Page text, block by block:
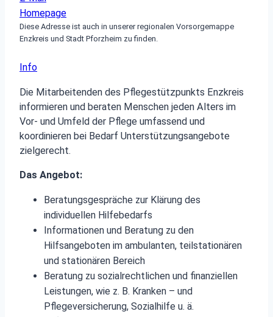
Homepage
Diese Adresse ist auch in unserer regionalen Vorsorgemappe
Enzkreis und Stadt Pforzheim zu finden.
Info
Die Mitarbeitenden des Pflegestützpunkts Enzkreis
informieren und beraten Menschen jeden Alters im
Vor- und Umfeld der Pflege umfassend und
koordinieren bei Bedarf Unterstützungsangebote
zielgerecht.
Das Angebot:
Beratungsgespräche zur Klärung des
individuellen Hilfebedarfs
Informationen und Beratung zu den
Hilfsangeboten im ambulanten, teilstationären
und stationären Bereich
Beratung zu sozialrechtlichen und finanziellen
Leistungen, wie z. B. Kranken – und
Pflegeversicherung, Sozialhilfe u. ä.